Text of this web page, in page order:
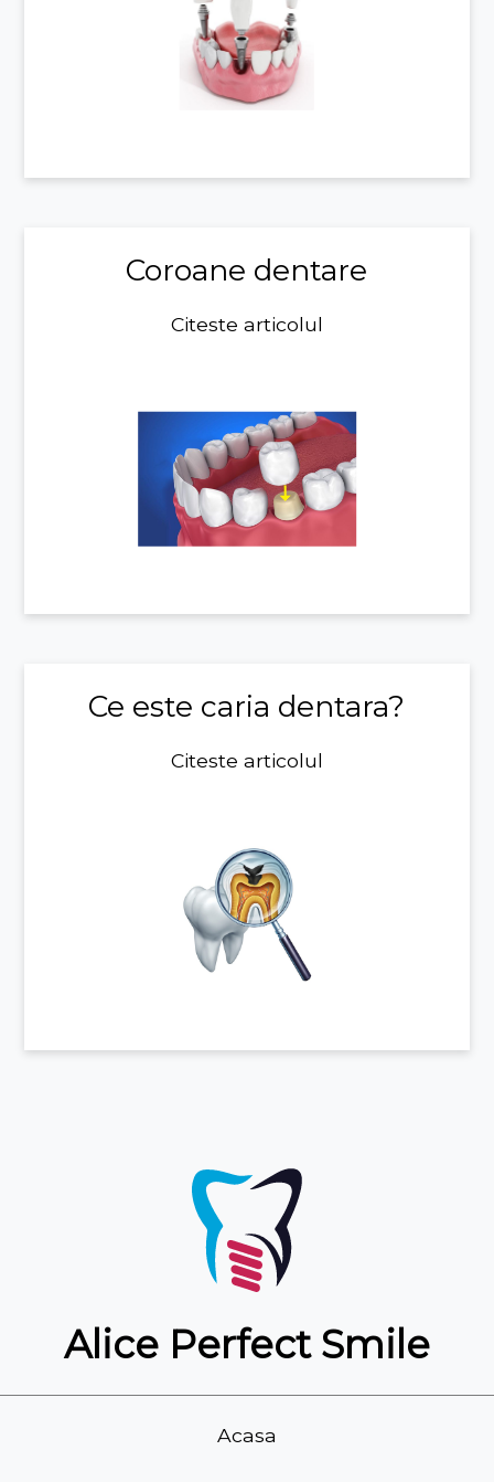
Coroane dentare
Citeste articolul
Ce este caria dentara?
Citeste articolul
Alice Perfect Smile
Acasa